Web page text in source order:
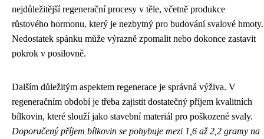
nejdůležitější regenerační procesy v těle, včetně produkce
růstového hormonu, který je nezbytný pro budování svalové hmoty.
Nedostatek spánku může výrazně zpomalit nebo dokonce zastavit
pokrok v posilovně.
Dalším důležitým aspektem regenerace je správná výživa. V
regeneračním období je třeba zajistit dostatečný příjem kvalitních
bílkovin, které slouží jako stavební materiál pro poškozené svaly.
Doporučený příjem bílkovin se pohybuje mezi 1,6 až 2,2 gramy na